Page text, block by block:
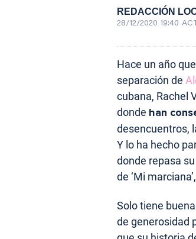
REDACCIÓN
28/12/2020 19:40
Hace un año que
separación de
cubana, Rachel
donde han
desencuentros,
Y lo ha hecho
donde repasa
de ‘Mi
Solo tiene
de generosidad